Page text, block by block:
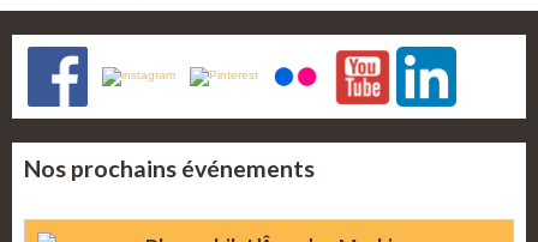
Nos prochains événements